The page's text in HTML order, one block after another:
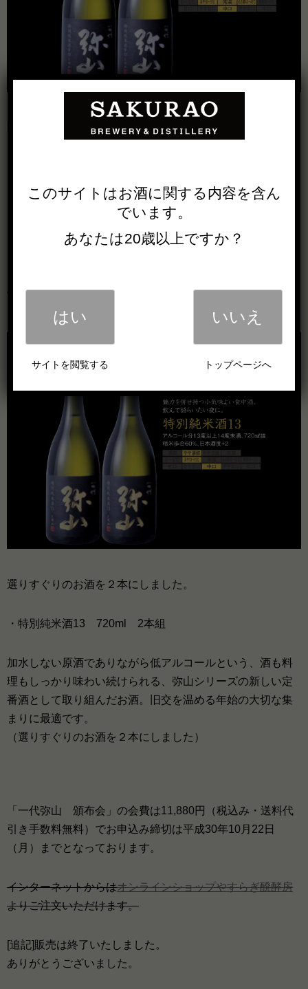
選りすぐりのお酒を２本にしました。
これまでの弥山とは一線を画する辛口のお酒、冬の魚介や
く保ち、食もお喋りも弾む宴の名脇役を務めるでしょう。
平成31年2月
選りすぐりのお酒を２本にしました。
・特別純米酒13 720ml 2本組
加水しない原酒でありながら低アルコールという、酒も料
理もしっかり味わい続けられる、弥山シリーズの新しい定
番酒として取り組んだお酒。旧交を温める年始の大切な集
まりに最適です。
（選りすぐりのお酒を２本にしました）
「一代弥山 頒布会」の会費は11,880円（税込み・送料代
引き手数料無料）でお申込み締切は平成30年10月22日
（月）までとなっております。
インターネットからはオンラインショップやすらぎ醗酵房
よりご注文いただけます。
[追記]販売は終了いたしました。
ありがとうございました。
このサイトは お酒に関する内容を含ん
でいます。
あなたは20歳以上ですか？
はい
サイトを閲覧する
いいえ
トップページへ